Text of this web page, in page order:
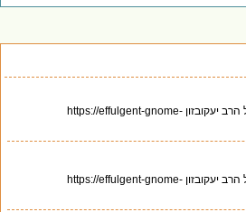
כאן יש סיכום של כל השיעורים של הרב יעקובזון https://effulgent-gnome-
כאן יש סיכום של כל השיעורים של הרב יעקובזון https://effulgent-gnome-